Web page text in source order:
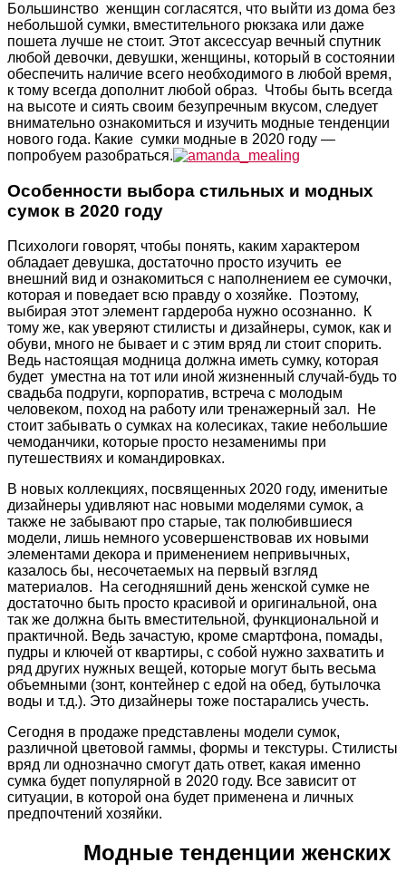
Большинство женщин согласятся, что выйти из дома без
небольшой сумки, вместительного рюкзака или даже
пошета лучше не стоит. Этот аксессуар вечный спутник
любой девочки, девушки, женщины, который в состоянии
обеспечить наличие всего необходимого в любой время,
к тому всегда дополнит любой образ. Чтобы быть всегда
на высоте и сиять своим безупречным вкусом, следует
внимательно ознакомиться и изучить модные тенденции
нового года. Какие сумки модные в 2020 году —
попробуем разобраться.
Особенности выбора стильных и модных
сумок в 2020 году
Психологи говорят, чтобы понять, каким характером
обладает девушка, достаточно просто изучить ее
внешний вид и ознакомиться с наполнением ее сумочки,
которая и поведает всю правду о хозяйке. Поэтому,
выбирая этот элемент гардероба нужно осознанно. К
тому же, как уверяют стилисты и дизайнеры, сумок, как и
обуви, много не бывает и с этим вряд ли стоит спорить.
Ведь настоящая модница должна иметь сумку, которая
будет уместна на тот или иной жизненный случай-будь то
свадьба подруги, корпоратив, встреча с молодым
человеком, поход на работу или тренажерный зал. Не
стоит забывать о сумках на колесиках, такие небольшие
чемоданчики, которые просто незаменимы при
путешествиях и командировках.
В новых коллекциях, посвященных 2020 году, именитые
дизайнеры удивляют нас новыми моделями сумок, а
также не забывают про старые, так полюбившиеся
модели, лишь немного усовершенствовав их новыми
элементами декора и применением непривычных,
казалось бы, несочетаемых на первый взгляд
материалов. На сегодняшний день женской сумке не
достаточно быть просто красивой и оригинальной, она
так же должна быть вместительной, функциональной и
практичной. Ведь зачастую, кроме смартфона, помады,
пудры и ключей от квартиры, с собой нужно захватить и
ряд других нужных вещей, которые могут быть весьма
объемными (зонт, контейнер с едой на обед, бутылочка
воды и т.д.). Это дизайнеры тоже постарались учесть.
Сегодня в продаже представлены модели сумок,
различной цветовой гаммы, формы и текстуры. Стилисты
вряд ли однозначно смогут дать ответ, какая именно
сумка будет популярной в 2020 году. Все зависит от
ситуации, в которой она будет применена и личных
предпочтений хозяйки.
Модные тенденции женских